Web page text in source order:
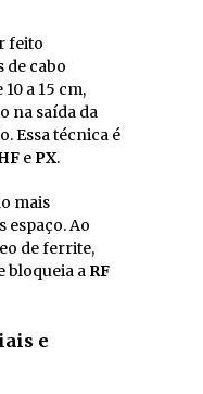
feito
de cabo
a 15 cm,
na saída da
Essa técnica é
ePX.
mais
espaço. Ao
de ferrite,
bloqueia a RF
e